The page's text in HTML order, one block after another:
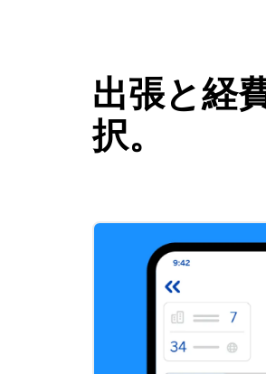
出張と経
択。